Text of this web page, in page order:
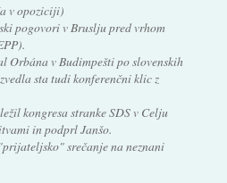
v opoziciji)
pogovori v Bruslju pred vrhom
Orbána v Budimpešti po slovenskih
sta tudi konferenčni klic z
kongresa stranke SDS v Celju
in podprl Janšo.
srečanje na neznani